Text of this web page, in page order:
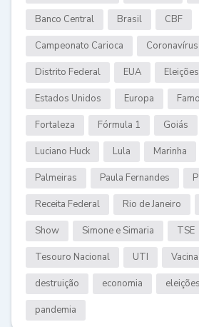
Banco Central Brasil CBF
Campeonato Carioca Coronavírus
Distrito Federal EUA
Estados Unidos Europa
Fortaleza Fórmula 1 Goiás
Luciano Huck Lula Marinha
Palmeiras Paula Fernandes
Receita Federal Rio de Janeiro
Show Simone e Simaria TSE
Tesouro Nacional UTI
destruição economia eleições
pandemia